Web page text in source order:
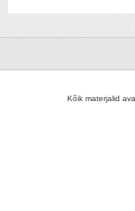
Kõik materjalid